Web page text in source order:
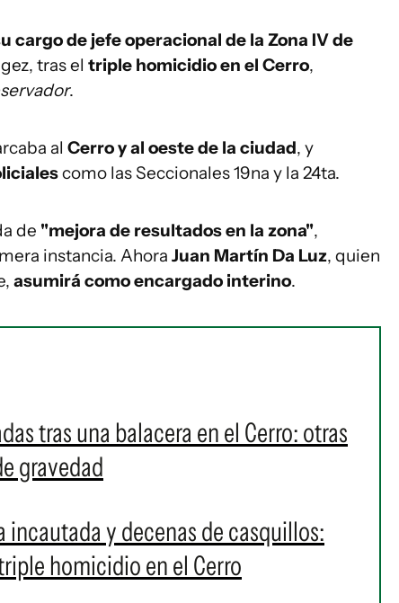
cargo de jefe operacional de la Zona IV de
tras el triple homicidio en el Cerro,
.
al Cerro y al oeste de la ciudad, y
como las Seccionales 19na y la 24ta.
de "mejora de resultados en la zona",
instancia. Ahora Juan Martín Da Luz, quien
asumirá como encargado interino.
tras una balacera en el Cerro: otras
gravedad
incautada y decenas de casquillos:
homicidio en el Cerro